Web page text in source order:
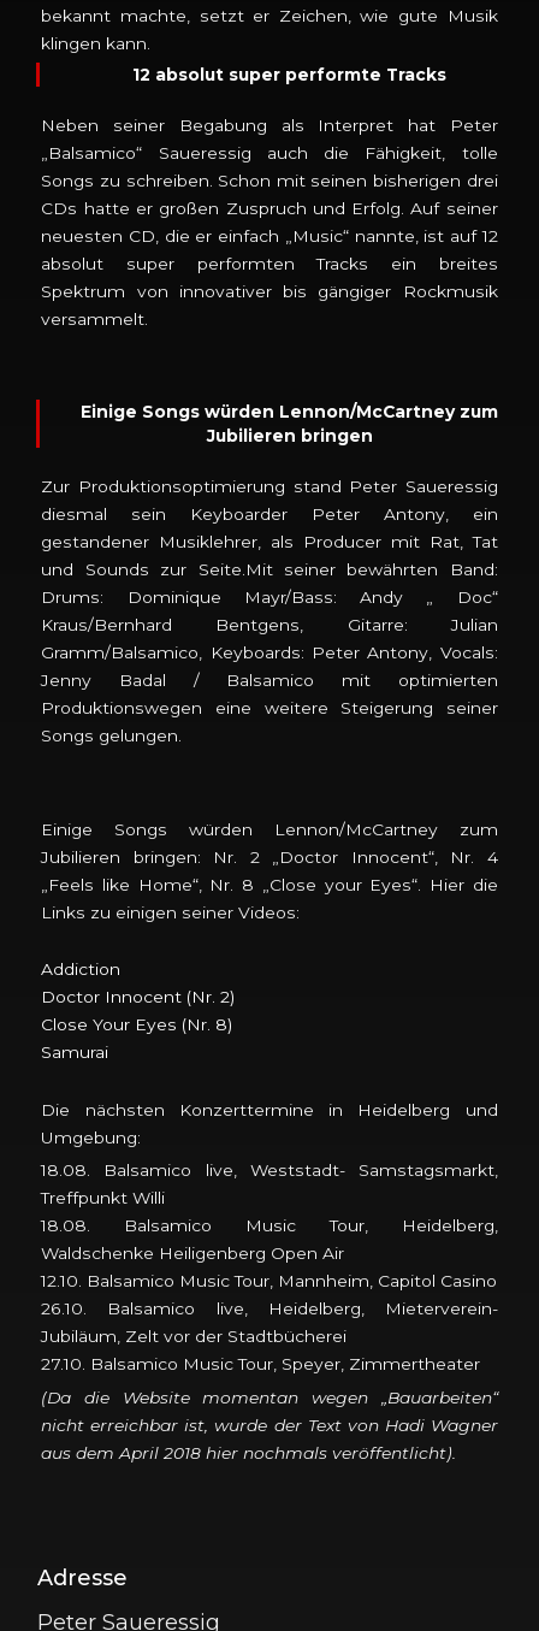
bekannt machte, setzt er Zeichen, wie gute Musik
klingen kann.
12 absolut super performte Tracks
Neben seiner Begabung als Interpret hat Peter
„Balsamico“ Saueressig auch die Fähigkeit, tolle
Songs zu schreiben. Schon mit seinen bisherigen drei
CDs hatte er großen Zuspruch und Erfolg. Auf seiner
neuesten CD, die er einfach „Music“ nannte, ist auf 12
absolut super performten Tracks ein breites
Spektrum von innovativer bis gängiger Rockmusik
versammelt.
Einige Songs würden Lennon/McCartney zum
Jubilieren bringen
Zur Produktionsoptimierung stand Peter Saueressig
diesmal sein Keyboarder Peter Antony, ein
gestandener Musiklehrer, als Producer mit Rat, Tat
und Sounds zur Seite.Mit seiner bewährten Band:
Drums: Dominique Mayr/Bass: Andy „ Doc“
Kraus/Bernhard Bentgens, Gitarre: Julian
Gramm/Balsamico, Keyboards: Peter Antony, Vocals:
Jenny Badal / Balsamico mit optimierten
Produktionswegen eine weitere Steigerung seiner
Songs gelungen.
Einige Songs würden Lennon/McCartney zum
Jubilieren bringen: Nr. 2 „Doctor Innocent“, Nr. 4
„Feels like Home“, Nr. 8 „Close your Eyes“. Hier die
Links zu einigen seiner Videos:
Addiction
Doctor Innocent (Nr. 2)
Close Your Eyes (Nr. 8)
Samurai
Die nächsten Konzerttermine in Heidelberg und
Umgebung:
18.08. Balsamico live, Weststadt- Samstagsmarkt,
Treffpunkt Willi
18.08. Balsamico Music Tour, Heidelberg,
Waldschenke Heiligenberg Open Air
12.10. Balsamico Music Tour, Mannheim, Capitol Casino
26.10. Balsamico live, Heidelberg, Mieterverein-
Jubiläum, Zelt vor der Stadtbücherei
27.10. Balsamico Music Tour, Speyer, Zimmertheater
(Da die Website momentan wegen „Bauarbeiten“
nicht erreichbar ist, wurde der Text von Hadi Wagner
aus dem April 2018 hier nochmals veröffentlicht).
Adresse
Peter Saueressig